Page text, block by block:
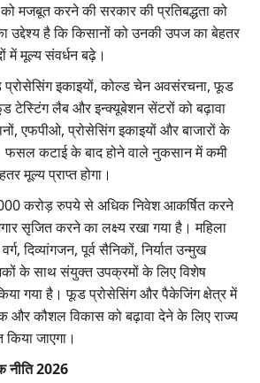
मजबूत करने की सरकार की प्रतिबद्धता को
उ‌द्देश्यहै कि किसानों को उनकी उपज का बेहतर
में मूल्य संवर्धन बढ़े।
इकाइयों,कोल्ड चेन अवसंरचना,फूड
टेस्टिंग लैब और इन्क्यूबेशन सेंटरों को बढ़ावा
,एफपीओ,प्रोसेसिंग इकाइयों और बाजारों के
फसल कटाई के बाद होने वाले नुकसान में कमी
मूल्य प्राप्त होगा।
करोड़ रुपये से अधिक निवेश आकर्षित करने
सृजित करने का लक्ष्य रखा गया है। महिला
,दिव्यांगजन,पूर्व सैनिकों,निर्यात उन्मुख
के साथ संयुक्त उपक्रमों के लिए विशेष
गया है। फूड प्रोसेसिंग और पैकेजिंग क्षेत्र में
कौशल विकास को बढ़ावा देने के लिए राज्य
जाएगा।
नीति2026